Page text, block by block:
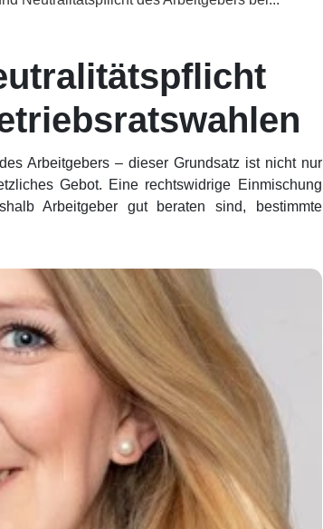
Arbeitgebers – dieser Grundsatz ist nicht nur
Gebot. Eine rechtswidrige Einmischung
Arbeitgeber gut beraten sind, bestimmte